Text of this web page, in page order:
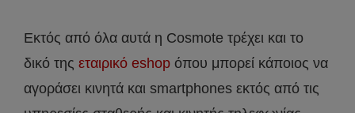
Εκτός από όλα αυτά η Cosmote τρέχει και το
δικό της εταιρικό eshop όπου μπορεί κάποιος να
αγοράσει κινητά και smartphones εκτός από τις